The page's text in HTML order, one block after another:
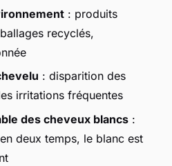
: produits
recyclés,
: disparition des
irritations fréquentes
des cheveux blancs :
deux temps, le blanc est